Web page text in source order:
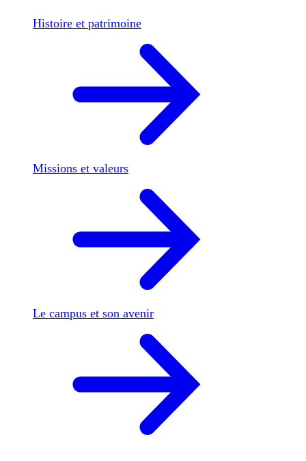
Histoire et patrimoine
Missions et valeurs
Le campus et son avenir